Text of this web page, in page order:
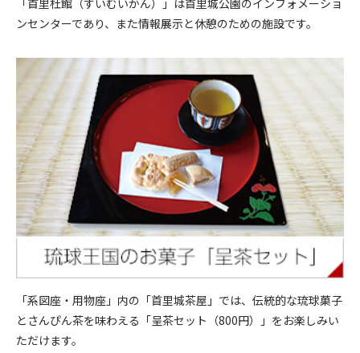
「首里杜館（すいむいかん）」は首里城公園のインフォメーショ
ンセンターであり、また情報展示と休憩のための施設です。
「系図座・用物座」内の「首里城茶屋」では、伝統的な琉球菓子
とさんぴん茶を味わえる「呈茶セット（800円）」をお楽しみい
ただけます。